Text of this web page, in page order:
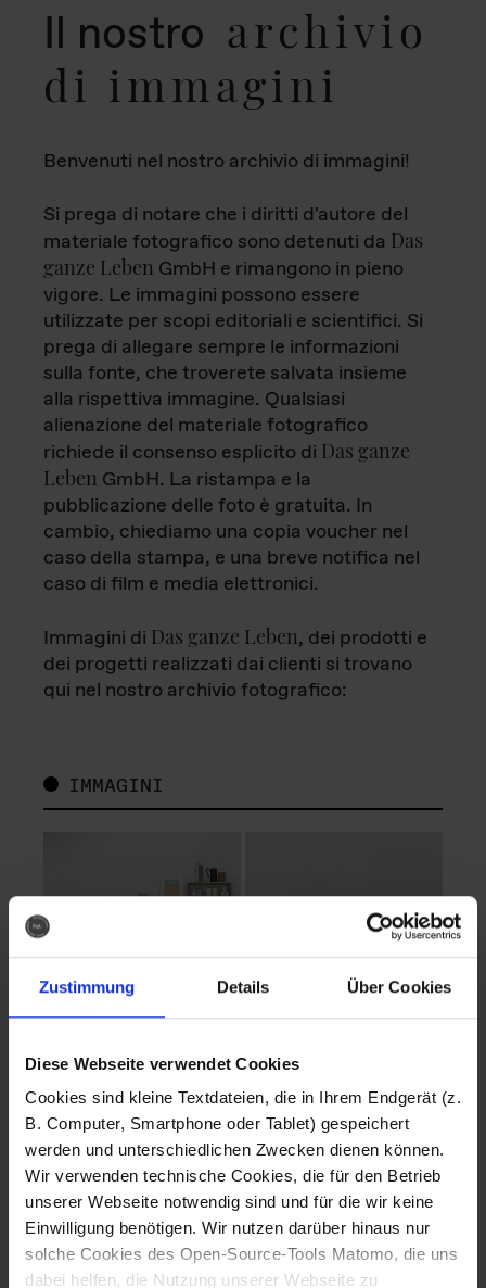
Zustimmung Details Über Cookies
Diese Webseite verwendet Cookies
Cookies sind kleine Textdateien, die in Ihrem Endgerät (z.
B. Computer, Smartphone oder Tablet) gespeichert
werden und unterschiedlichen Zwecken dienen können.
Wir verwenden technische Cookies, die für den Betrieb
unserer Webseite notwendig sind und für die wir keine
Einwilligung benötigen. Wir nutzen darüber hinaus nur
solche Cookies des Open-Source-Tools Matomo, die uns
dabei helfen, die Nutzung unserer Webseite zu
Il nostro archivio
di immagini
Benvenuti nel nostro archivio di immagini!
Si prega di notare che i diritti d'autore del
materiale fotografico sono detenuti da Das
ganze Leben GmbH e rimangono in pieno
vigore. Le immagini possono essere
utilizzate per scopi editoriali e scientifici. Si
prega di allegare sempre le informazioni
sulla fonte, che troverete salvata insieme
alla rispettiva immagine. Qualsiasi
alienazione del materiale fotografico
richiede il consenso esplicito di Das ganze
Leben GmbH. La ristampa e la
pubblicazione delle foto è gratuita. In
cambio, chiediamo una copia voucher nel
caso della stampa, e una breve notifica nel
caso di film e media elettronici.
Immagini di Das ganze Leben, dei prodotti e
dei progetti realizzati dai clienti si trovano
qui nel nostro archivio fotografico:
IMMAGINI
Fotografo: Lorenz
Sternbach
Download
Fotografo: Lorenz
Sternbach
Download